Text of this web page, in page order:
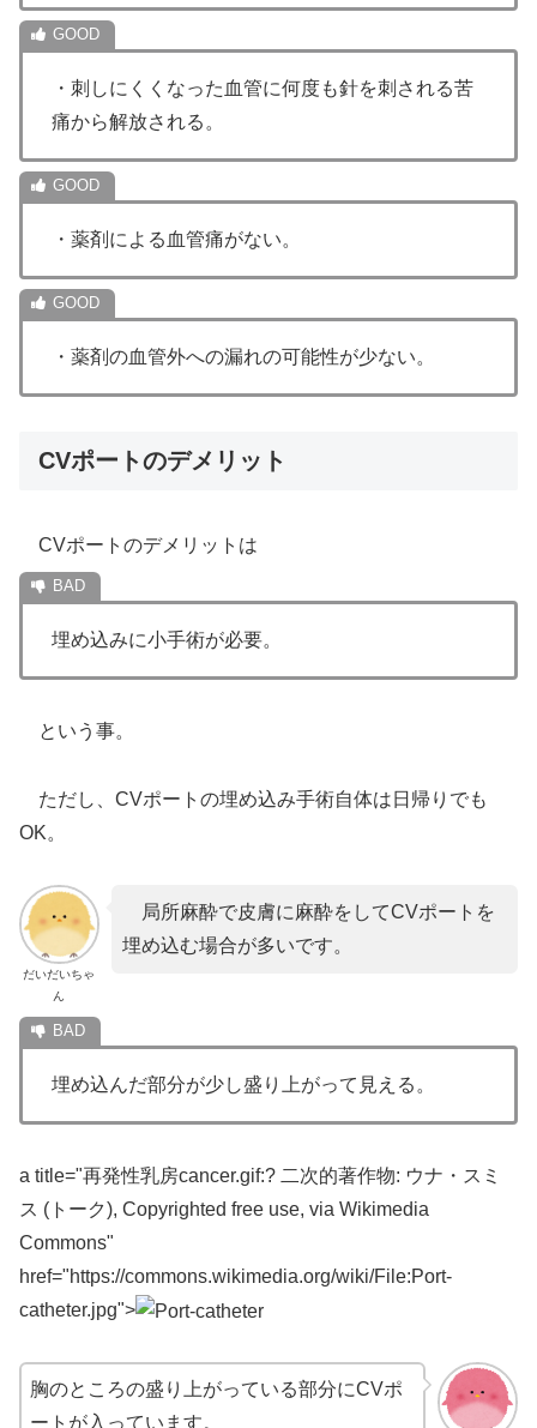
・刺しにくくなった血管に何度も針を刺される苦
痛から解放される。
・薬剤による血管痛がない。
・薬剤の血管外への漏れの可能性が少ない。
CVポートのデメリット
CVポートのデメリットは
埋め込みに小手術が必要。
という事。
ただし、CVポートの埋め込み手術自体は日帰りでも
OK。
だいだいちゃ
ん
局所麻酔で皮膚に麻酔をしてCVポートを
埋め込む場合が多いです。
埋め込んだ部分が少し盛り上がって見える。
a title="再発性乳房cancer.gif:? 二次的著作物: ウナ・スミ
ス (トーク), Copyrighted free use, via Wikimedia
Commons"
href="https://commons.wikimedia.org/wiki/File:Port-
catheter.jpg">
胸のところの盛り上がっている部分にCVポ
ートが入っています。